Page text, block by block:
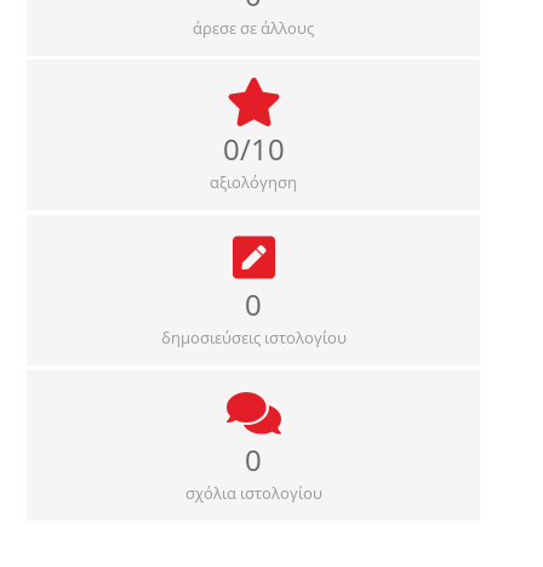
άρεσε σε άλλους
0/10
αξιολόγηση
0
δημοσιεύσεις ιστολογίου
0
σχόλια ιστολογίου